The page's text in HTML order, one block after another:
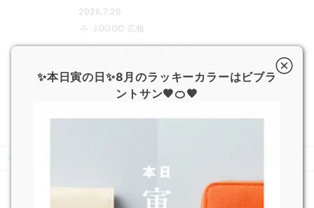
2026.7.29
JOGGO 広報
JOGGO 広報
✨本日寅の日✨8月のラッキーカラーはビブラ
ントサン🧡🍊🧡